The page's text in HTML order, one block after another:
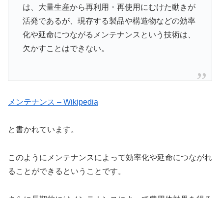
は、大量生産から再利用・再使用にむけた動きが
活発であるが、現存する製品や構造物などの効率
化や延命につながるメンテナンスという技術は、
欠かすことはできない。
メンテナンス – Wikipedia
と書かれています。
このようにメンテナンスによって効率化や延命につながれ
ることができるということです。